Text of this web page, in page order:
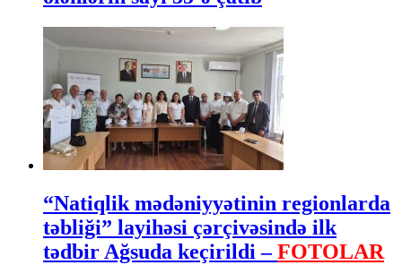
“Natiqlik mədəniyyətinin regionlarda
təbliği” layihəsi çərçivəsində ilk
tədbir Ağsuda keçirildi –FOTOLAR